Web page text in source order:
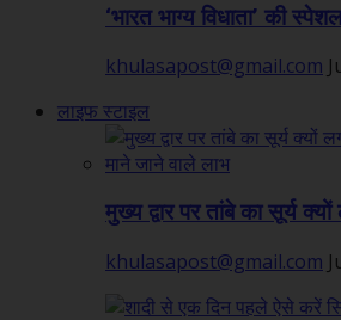
‘भारत भाग्य विधाता’ की
khulasapost@gmail.com
लाइफ स्टाइल
मुख्य द्वार पर तांबे का सूर्य क्यों
khulasapost@gmail.com